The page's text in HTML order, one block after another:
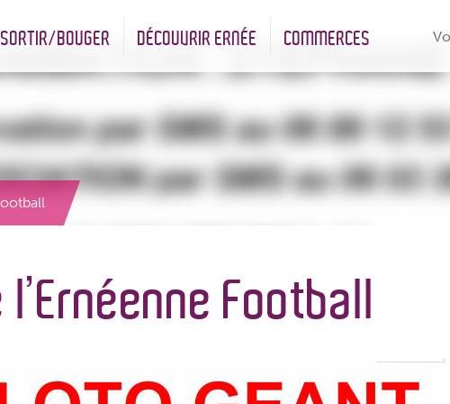
SORTIR/BOUGER DÉCOUVRIR ERNÉE COMMERCES
Football